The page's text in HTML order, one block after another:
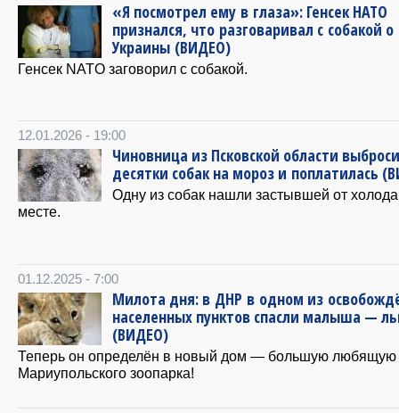
«Я посмотрел ему в глаза»: Генсек НАТО
признался, что разговаривал с собакой
Украины (ВИДЕО)
Генсек NATO заговорил с собакой.
12.01.2026 - 19:00
Чиновница из Псковской области
десятки собак на мороз и поплатилась
Одну из собак нашли застывшей от
месте.
01.12.2025 - 7:00
Милота дня: в ДНР в одном из
населенных пунктов спасли малыша —
(ВИДЕО)
Теперь он определён в новый дом — большую
Мариупольского зоопарка!